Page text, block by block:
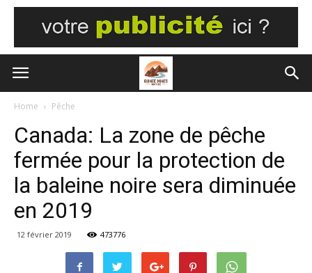
Home Pêche
Canada: La zone de pêche
fermée pour la protection de
la baleine noire sera diminuée
en 2019
12 février 2019 473776